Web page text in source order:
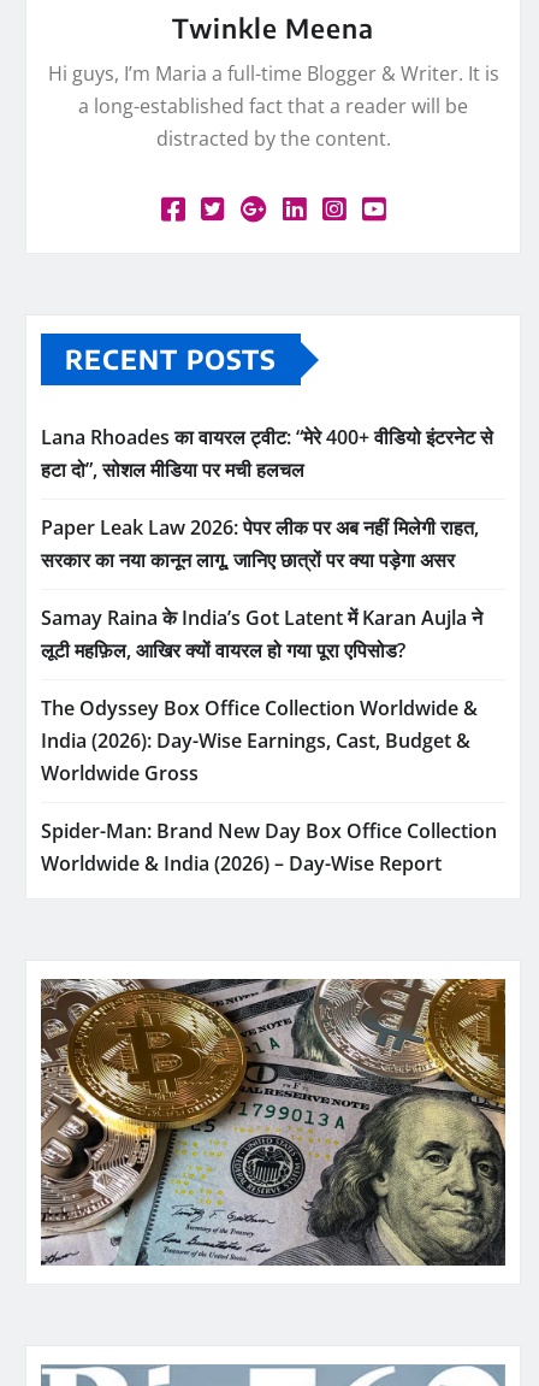
Twinkle Meena
Hi guys, I’m Maria a full-time Blogger & Writer. It is
a long-established fact that a reader will be
distracted by the content.
RECENT POSTS
Lana Rhoades का वायरल ट्वीट: “मेरे 400+ वीडियो इंटरनेट से
हटा दो”, सोशल मीडिया पर मची हलचल
Paper Leak Law 2026: पेपर लीक पर अब नहीं मिलेगी राहत,
सरकार का नया कानून लागू, जानिए छात्रों पर क्या पड़ेगा असर
Samay Raina के India’s Got Latent में Karan Aujla ने
लूटी महफ़िल, आखिर क्यों वायरल हो गया पूरा एपिसोड?
The Odyssey Box Office Collection Worldwide &
India (2026): Day-Wise Earnings, Cast, Budget &
Worldwide Gross
Spider-Man: Brand New Day Box Office Collection
Worldwide & India (2026) – Day-Wise Report